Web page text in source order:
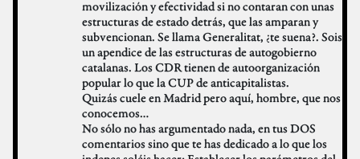
movilización y efectividad si no contaran con unas
estructuras de estado detrás, que las amparan y
subvencionan. Se llama Generalitat, ¿te suena?. Sois
un apendice de las estructuras de autogobierno
catalanas. Los CDR tienen de autoorganización
popular lo que la CUP de anticapitalistas.
Quizás cuele en Madrid pero aquí, hombre, que nos
conocemos…
No sólo no has argumentado nada, en tus DOS
comentarios sino que te has dedicado a lo que los